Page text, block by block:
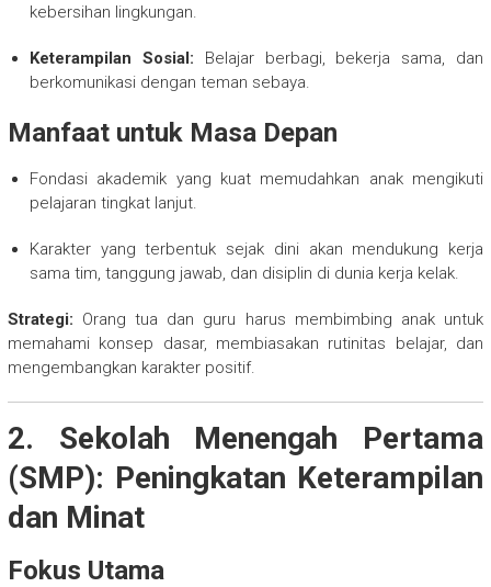
kebersihan lingkungan.
Keterampilan Sosial: Belajar berbagi, bekerja sama, dan
berkomunikasi dengan teman sebaya.
Manfaat untuk Masa Depan
Fondasi akademik yang kuat memudahkan anak mengikuti
pelajaran tingkat lanjut.
Karakter yang terbentuk sejak dini akan mendukung kerja
sama tim, tanggung jawab, dan disiplin di dunia kerja kelak.
Strategi: Orang tua dan guru harus membimbing anak untuk
memahami konsep dasar, membiasakan rutinitas belajar, dan
mengembangkan karakter positif.
2. Sekolah Menengah Pertama
(SMP): Peningkatan Keterampilan
dan Minat
Fokus Utama